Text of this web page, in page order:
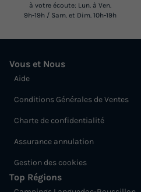
à votre écoute: Lun. à Ven.
9h-19h / Sam. et Dim. 10h-19h
Vous et Nous
Aide
Conditions Générales de Ventes
Charte de confidentialité
Assurance annulation
Gestion des cookies
Top Régions